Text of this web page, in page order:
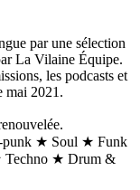
par une sélection
La Vilaine Équipe.
les podcasts et
mai 2021.
★ Soul ★ Funk
★ Drum &